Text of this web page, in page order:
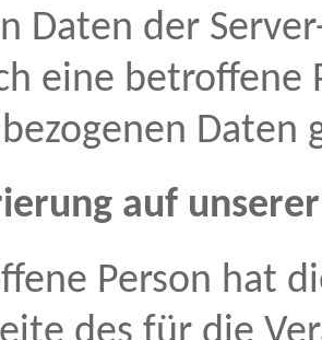
Daten der
eine betroffene
Daten
auf
Person hat